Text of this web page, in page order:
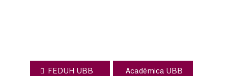
FEDUH UBB
Académica UBB